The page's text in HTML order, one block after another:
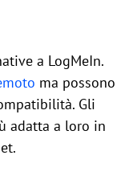
a LogMeIn.
ma possono
Gli
adatta a loro in